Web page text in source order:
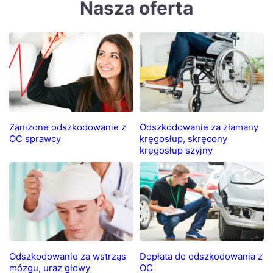
Nasza oferta
Zaniżone odszkodowanie z
OC sprawcy
Odszkodowanie za złamany
kręgosłup, skręcony
kręgosłup szyjny
Odszkodowanie za wstrząs
mózgu, uraz głowy
Dopłata do odszkodowania z
OC